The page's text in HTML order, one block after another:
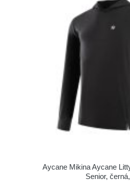
Aycane Mikina Aycane
Senior,